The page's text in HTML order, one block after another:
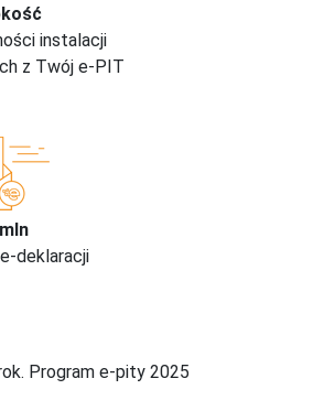
instalacji
z Twój e-PIT
deklaracji
Program e-pity 2025